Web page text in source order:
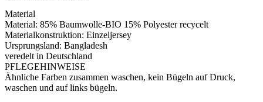
Material
Material: 85% Baumwolle-BIO 15% Polyester recycelt
Materialkonstruktion: Einzeljersey
Ursprungsland: Bangladesh
veredelt in Deutschland
PFLEGEHINWEISE
Ähnliche Farben zusammen waschen, kein Bügeln auf Druck,
waschen und auf links bügeln.